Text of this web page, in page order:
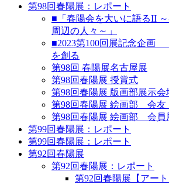
第98回春陽展：レポート
■「春陽会を大いに語るII
周辺の人々～」
■2023第100回展記念企画
を創る
第98回 春陽展名古屋展
第98回春陽展 授賞式
第98回春陽展 版画部展示会
第98回春陽展 絵画部 会友
第98回春陽展 絵画部 会員
第99回春陽展：レポート
第99回春陽展：レポート
第92回春陽展
第92回春陽展：レポート
第92回春陽展【アート